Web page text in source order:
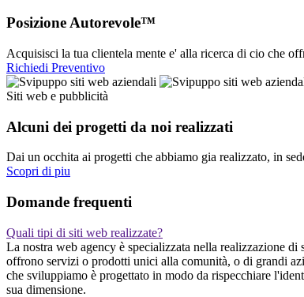
Posizione Autorevole™
Acquisisci la tua clientela mente e' alla ricerca di cio che
Richiedi Preventivo
Siti web e pubblicità
Alcuni dei progetti da noi realizzati
Dai un occhita ai progetti che abbiamo gia realizzato, in
Scopri di piu
Domande frequenti
Quali tipi di siti web realizzate?
La nostra web agency è specializzata nella realizzazione
offrono servizi o prodotti unici alla comunità, o di grandi
che sviluppiamo è progettato in modo da rispecchiare
sua dimensione.